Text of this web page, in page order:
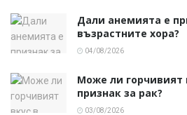
Дали анемията е
възрастните хора?
04/08/2026
Може ли горчивият
признак за рак?
03/08/2026